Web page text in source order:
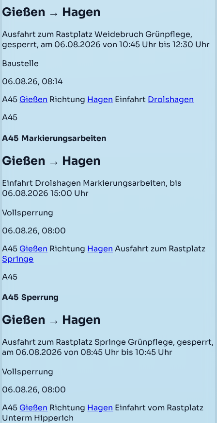
Gießen → Hagen
Ausfahrt zum Rastplatz Weidebruch Grünpflege,
gesperrt, am 06.08.2026 von 10:45 Uhr bis 12:30 Uhr
Baustelle
06.08.26, 08:14
A45 Gießen Richtung Hagen Einfahrt Drolshagen
A45
A45 Markierungsarbeiten
Gießen → Hagen
Einfahrt Drolshagen Markierungsarbeiten, bis
06.08.2026 15:00 Uhr
Vollsperrung
06.08.26, 08:00
A45 Gießen Richtung Hagen Ausfahrt zum Rastplatz
Springe
A45
A45 Sperrung
Gießen → Hagen
Ausfahrt zum Rastplatz Springe Grünpflege, gesperrt,
am 06.08.2026 von 08:45 Uhr bis 10:45 Uhr
Vollsperrung
06.08.26, 08:00
A45 Gießen Richtung Hagen Einfahrt vom Rastplatz
Unterm Hipperich